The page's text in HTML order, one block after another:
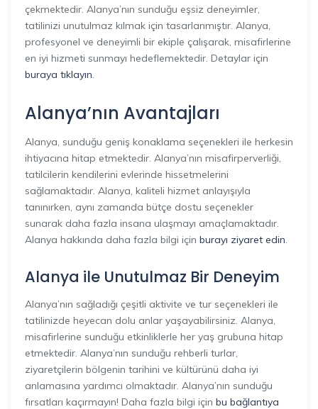
çekmektedir. Alanya’nın sunduğu eşsiz deneyimler,
tatilinizi unutulmaz kılmak için tasarlanmıştır. Alanya,
profesyonel ve deneyimli bir ekiple çalışarak, misafirlerine
en iyi hizmeti sunmayı hedeflemektedir. Detaylar için
buraya tıklayın.
Alanya’nın Avantajları
Alanya, sunduğu geniş konaklama seçenekleri ile herkesin
ihtiyacına hitap etmektedir. Alanya’nın misafirperverliği,
tatilcilerin kendilerini evlerinde hissetmelerini
sağlamaktadır. Alanya, kaliteli hizmet anlayışıyla
tanınırken, aynı zamanda bütçe dostu seçenekler
sunarak daha fazla insana ulaşmayı amaçlamaktadır.
Alanya hakkında daha fazla bilgi için burayı ziyaret edin.
Alanya ile Unutulmaz Bir Deneyim
Alanya’nın sağladığı çeşitli aktivite ve tur seçenekleri ile
tatilinizde heyecan dolu anlar yaşayabilirsiniz. Alanya,
misafirlerine sunduğu etkinliklerle her yaş grubuna hitap
etmektedir. Alanya’nın sunduğu rehberli turlar,
ziyaretçilerin bölgenin tarihini ve kültürünü daha iyi
anlamasına yardımcı olmaktadır. Alanya’nın sunduğu
fırsatları kaçırmayın! Daha fazla bilgi için bu bağlantıya